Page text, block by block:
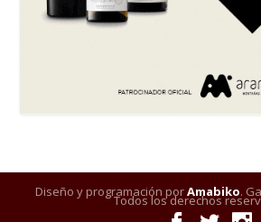
Diseño y programación porAmabiko.
Todos los derechos